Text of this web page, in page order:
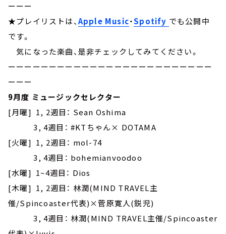
ーーー
★プレイリストは、Apple Music・Spotify でも公開中
です。
気になった楽曲、是非チェックしてみてください。
ーーーーーーーーーーーーーーーーーーーーーーーーー
ーーー
9月度 ミュージックセレクター
[月曜] 1, 2週目： Sean Oshima
3, 4週目： #KTちゃん× DOTAMA
[火曜] 1, 2週目： mol-74
3, 4週目： bohemianvoodoo
[水曜] 1~4週目： Dios
[木曜] 1, 2週目： 林潤(MIND TRAVEL主
催/Spincoaster代表)×菅原寛人(鋭児)
3, 4週目： 林潤(MIND TRAVEL主催/Spincoaster